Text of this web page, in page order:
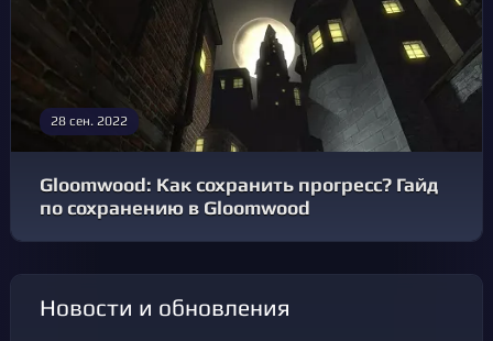
28 сен. 2022
Gloomwood: Как сохранить прогресс? Гайд
по сохранению в Gloomwood
новости и обновления